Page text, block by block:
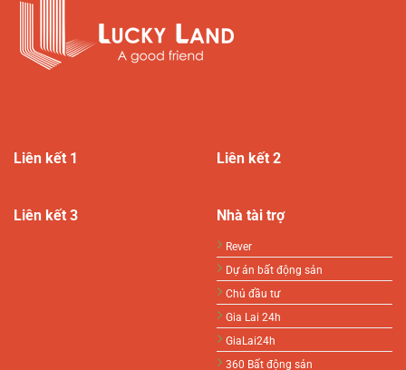
Liên kết 1 Liên kết 2
Liên kết 3 Nhà tài trợ
Rever
Dự án bất động sản
Chủ đầu tư
Gia Lai 24h
GiaLai24h
360 Bất động sản